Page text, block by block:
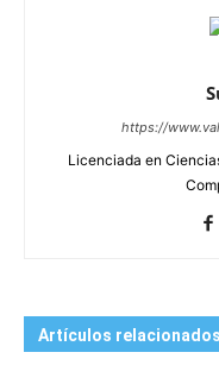
https://
Licenciada en
Artículos relacionados